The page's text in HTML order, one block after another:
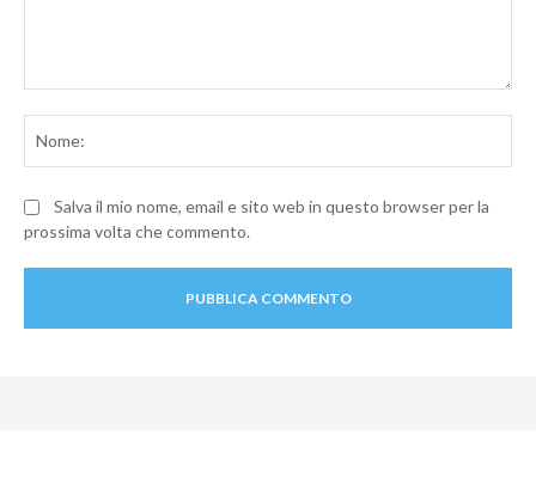
Salva il mio nome, email e sito web in questo browser per la
prossima volta che commento.